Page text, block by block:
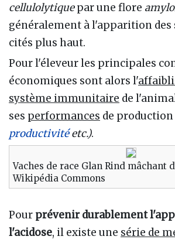
cellulolytiquepar une flore
généralement à l'apparition des
cités plus haut.
Pour l'éleveur les principales
économiques sont alors l'
système immunitaire de
ses performances de production
productivitéetc.).
Vaches de race Glan Rind mâchant
Wikipédia Commons
Pour prévenir durablement
l'acidose, il existe une série de